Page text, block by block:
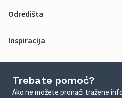
Odredišta
Inspiracija
Trebate pomoć?
Ako ne možete pronaći tražene